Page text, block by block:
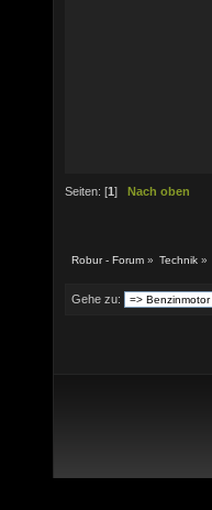
Seiten: [1] Nach oben
Robur - Forum » Technik »
Gehe zu: